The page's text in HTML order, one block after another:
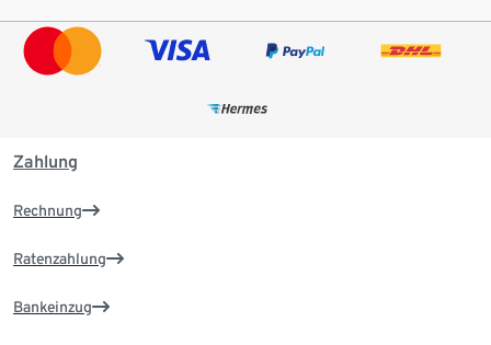
Zahlung
Rechnung
Ratenzahlung
Bankeinzug